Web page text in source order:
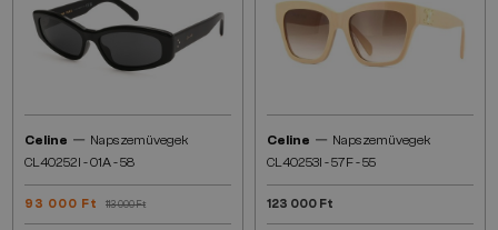
Celine — Napszemüvegek
CL40252I - 01A - 58
93 000 Ft 113 000 Ft
Celine — Napszemüvegek
CL40253I - 57F - 55
123 000 Ft